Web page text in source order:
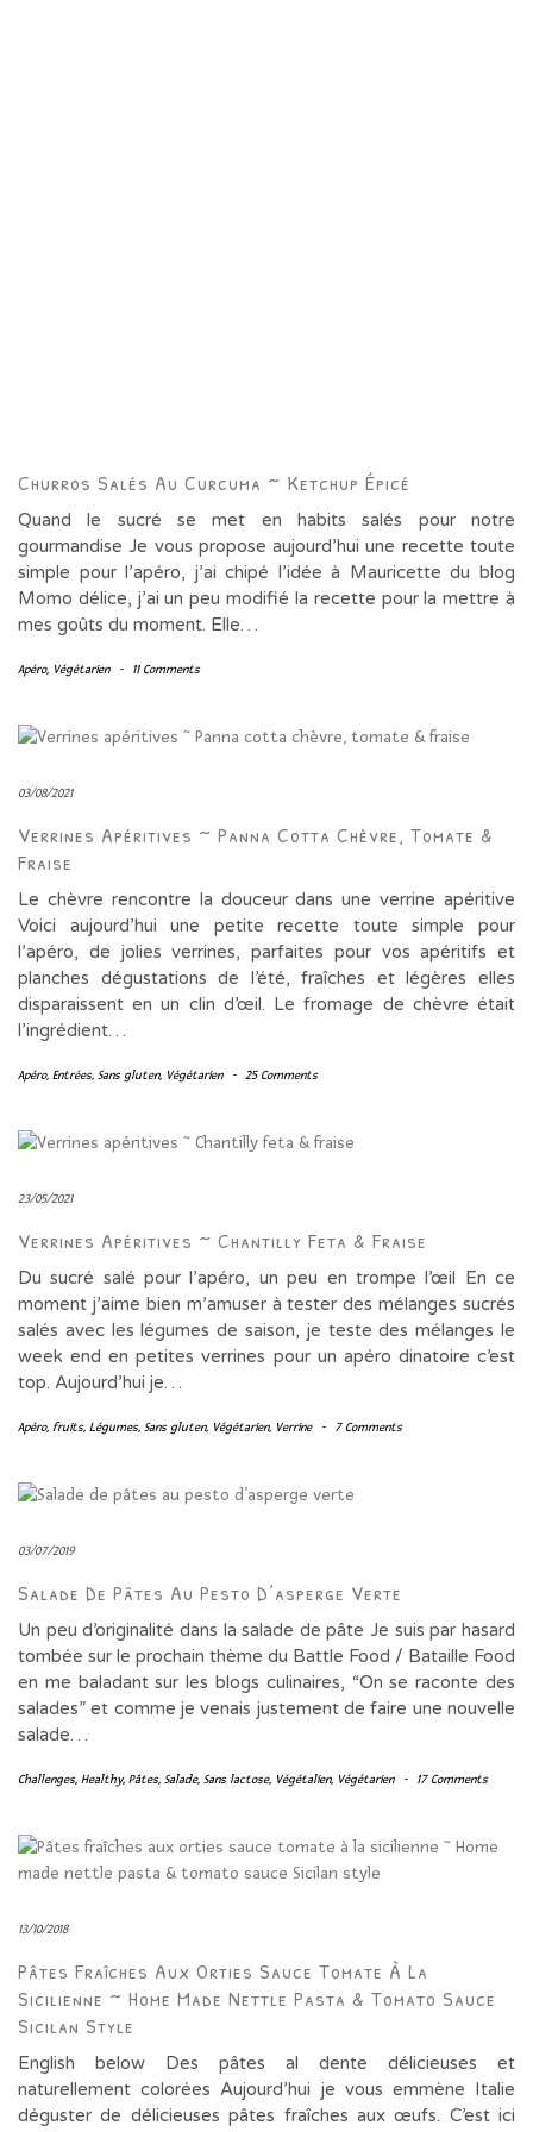
Churros Salés Au Curcuma ~ Ketchup Épicé
Quand le sucré se met en habits salés pour notre
gourmandise Je vous propose aujourd’hui une recette toute
simple pour l’apéro, j’ai chipé l’idée à Mauricette du blog
Momo délice, j’ai un peu modifié la recette pour la mettre à
mes goûts du moment. Elle…
Apéro, Végétarien - 11 Comments
03/08/2021
Verrines Apéritives ~ Panna Cotta Chèvre, Tomate &
Fraise
Le chèvre rencontre la douceur dans une verrine apéritive
Voici aujourd’hui une petite recette toute simple pour
l’apéro, de jolies verrines, parfaites pour vos apéritifs et
planches dégustations de l’été, fraîches et légères elles
disparaissent en un clin d’œil. Le fromage de chèvre était
l’ingrédient…
Apéro, Entrées, Sans gluten, Végétarien - 25 Comments
23/05/2021
Verrines Apéritives ~ Chantilly Feta & Fraise
Du sucré salé pour l’apéro, un peu en trompe l’œil En ce
moment j’aime bien m’amuser à tester des mélanges sucrés
salés avec les légumes de saison, je teste des mélanges le
week end en petites verrines pour un apéro dinatoire c’est
top. Aujourd’hui je…
Apéro, fruits, Légumes, Sans gluten, Végétarien, Verrine - 7 Comments
03/07/2019
Salade De Pâtes Au Pesto D’asperge Verte
Un peu d’originalité dans la salade de pâte Je suis par hasard
tombée sur le prochain thème du Battle Food / Bataille Food
en me baladant sur les blogs culinaires, “On se raconte des
salades” et comme je venais justement de faire une nouvelle
salade…
Challenges, Healthy, Pâtes, Salade, Sans lactose, Végétalien, Végétarien - 17 Comments
13/10/2018
Pâtes Fraîches Aux Orties Sauce Tomate À La
Sicilienne ~ Home Made Nettle Pasta & Tomato Sauce
Sicilan Style
English below Des pâtes al dente délicieuses et
naturellement colorées Aujourd’hui je vous emmène Italie
déguster de délicieuses pâtes fraîches aux œufs. C’est ici